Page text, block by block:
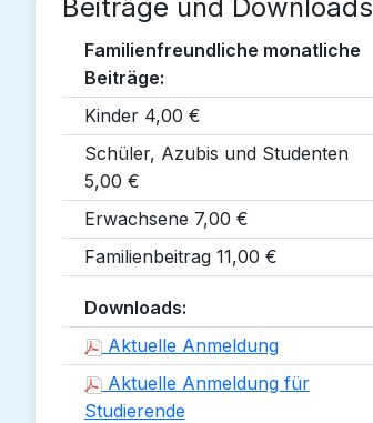
Beiträge und Downloads
Familienfreundliche monatliche
Beiträge:
Kinder 4,00 €
Schüler, Azubis und Studenten
5,00 €
Erwachsene 7,00 €
Familienbeitrag 11,00 €
Downloads:
Aktuelle Anmeldung
Aktuelle Anmeldung für
Studierende